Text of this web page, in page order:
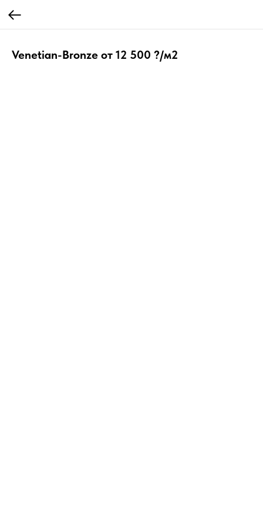
Venetian-Bronze от 12 500 ?/м2